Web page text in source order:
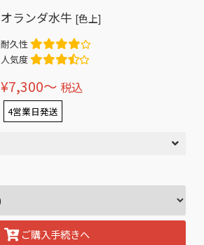
オランダ水牛 [色上]
耐久性
人気度
¥7,300〜 税込
4営業日発送
ご購入手続きへ